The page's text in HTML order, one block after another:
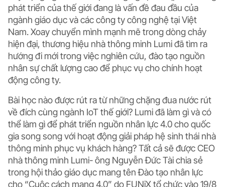
phát triển của thế giới đang là vấn đề đau đầu của
ngành giáo dục và các công ty công nghệ tại Việt
Nam. Xoay chuyển mình mạnh mẽ trong dòng chảy
hiện đại, thương hiệu nhà thông minh Lumi đã tìm ra
hướng đi mới trong việc nghiên cứu, đào tạo nguồn
nhân sự chất lượng cao để phục vụ cho chính hoạt
động công ty.
Bài học nào được rút ra từ những chặng đua nước rút
về đích cùng ngành IoT thế giới? Lumi đã làm gì và có
thể làm gì để phát triển nguồn nhân lực 4.0 cho quốc
gia song song với hoạt động giải pháp hệ sinh thái nhà
thông minh phục vụ khách hàng? Tất cả sẽ được CEO
nhà thông minh Lumi- ông Nguyễn Đức Tài chia sẻ
trong hội thảo giáo dục mang tên Đào tạo nhân lực
cho “Cuộc cách mạng 4.0” do FUNiX tổ chức vào 19/8